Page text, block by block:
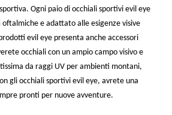
Ogni paio di occhiali sportivi evil eye
e adattato alle esigenze visive
evil eye presenta anche accessori
occhiali con un ampio campo visivo e
da raggi UV per ambienti montani,
gli occhiali sportivi evil eye, avrete una
pronti per nuove avventure.